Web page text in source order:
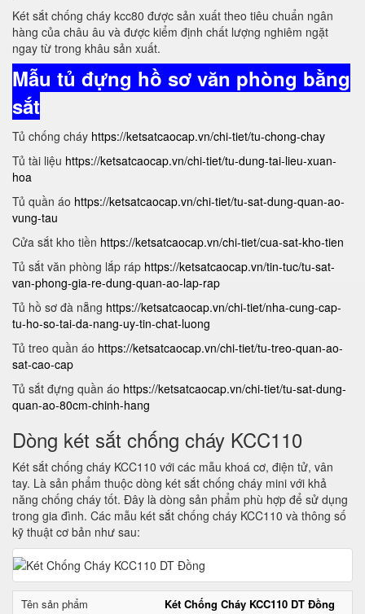
Két sắt chống cháy kcc80 được sản xuất theo tiêu chuẩn ngân
hàng của châu âu và được kiểm định chất lượng nghiêm ngặt
ngay từ trong khâu sản xuất.
Mẫu tủ đựng hồ sơ văn phòng bằng
sắt
Tủ chống cháy https://ketsatcaocap.vn/chi-tiet/tu-chong-chay
Tủ tài liệu https://ketsatcaocap.vn/chi-tiet/tu-dung-tai-lieu-xuan-
hoa
Tủ quần áo https://ketsatcaocap.vn/chi-tiet/tu-sat-dung-quan-ao-
vung-tau
Cửa sắt kho tiền https://ketsatcaocap.vn/chi-tiet/cua-sat-kho-tien
Tủ sắt văn phòng lắp ráp https://ketsatcaocap.vn/tin-tuc/tu-sat-
van-phong-gia-re-dung-quan-ao-lap-rap
Tủ hồ sơ đà nẵng https://ketsatcaocap.vn/chi-tiet/nha-cung-cap-
tu-ho-so-tai-da-nang-uy-tin-chat-luong
Tủ treo quần áo https://ketsatcaocap.vn/chi-tiet/tu-treo-quan-ao-
sat-cao-cap
Tủ sắt đựng quần áo https://ketsatcaocap.vn/chi-tiet/tu-sat-dung-
quan-ao-80cm-chinh-hang
Dòng két sắt chống cháy KCC110
Két sắt chống cháy KCC110 với các mẫu khoá cơ, điện tử, vân
tay. Là sản phẩm thuộc dòng két sắt chống cháy mini với khả
năng chống cháy tốt. Đây là dòng sản phẩm phù hợp để sử dụng
trong gia đình. Các mẫu két sắt chống cháy KCC110 và thông số
kỹ thuật cơ bản như sau:
Tên sản phẩm Két Chống Cháy KCC110 DT Đồng